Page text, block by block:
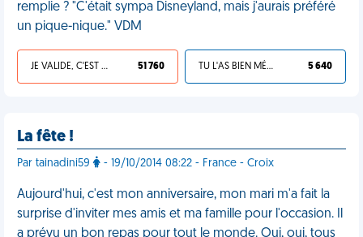
remplie ? "C'était sympa Disneyland, mais j'aurais préféré
un pique-nique." VDM
JE VALIDE, C'EST UNE VDM 51 760 TU L'AS BIEN MÉRITÉ 5 640
La fête !
Par tainadini59 - 19/10/2014 08:22 - France - Croix
Aujourd'hui, c'est mon anniversaire, mon mari m'a fait la
surprise d'inviter mes amis et ma famille pour l'occasion. Il
a prévu un bon repas pour tout le monde. Oui, oui, tous